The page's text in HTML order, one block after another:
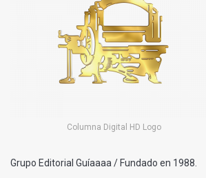
Columna Digital HD Logo
Grupo Editorial Guíaaaa / Fundado en 1988.